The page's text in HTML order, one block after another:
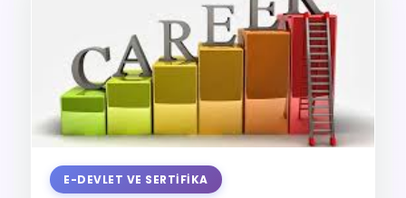
E-DEVLET VE SERTIFIKA